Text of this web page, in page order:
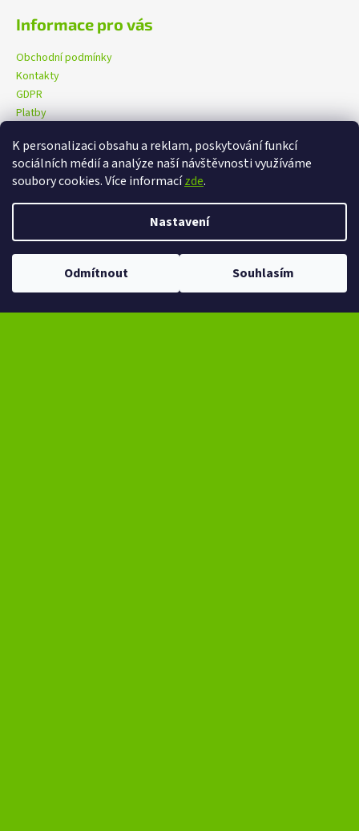
K personalizaci obsahu a reklam, poskytování funkcí
sociálních médií a analýze naší návštěvnosti využíváme
soubory cookies. Více informacízde.
Nastavení
Odmítnout Souhlasím
Informace pro vás
Obchodní podmínky
Kontakty
GDPR
Platby
eXtrem-audio na facebooku eXtrem-audio na Instagramu
Copyright 2026eXtrem-audio.cz. Všechna práva vyhrazena.
Upravit nastavení cookies